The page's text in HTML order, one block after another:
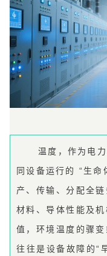
温度，作为电
同设备运行的 “生
产、传输、分配全
材料、导体性能及
值，环境温度的骤
往往是设备故障的“